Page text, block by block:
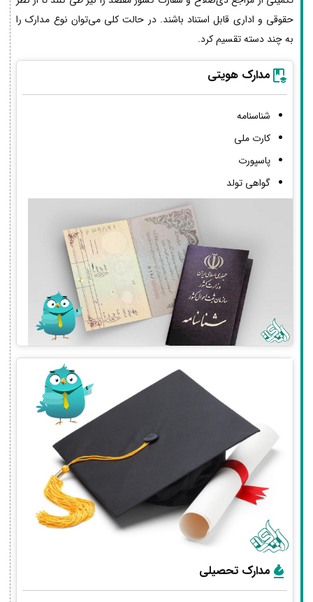
حقوقی و اداری قابل استناد باشند. در حالت کلی می‌توان نوع مدارک را
به چند دسته تقسیم کرد.
مدارک هویتی
شناسنامه
کارت ملی
پاسپورت
گواهی تولد
مدارک تحصیلی